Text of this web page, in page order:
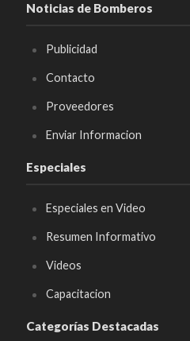
Noticias de Bomberos
Publicidad
Contacto
Proveedores
Enviar Informacion
Especiales
Especiales en Video
Resumen Informativo
Videos
Capacitacion
Categorías Destacadas